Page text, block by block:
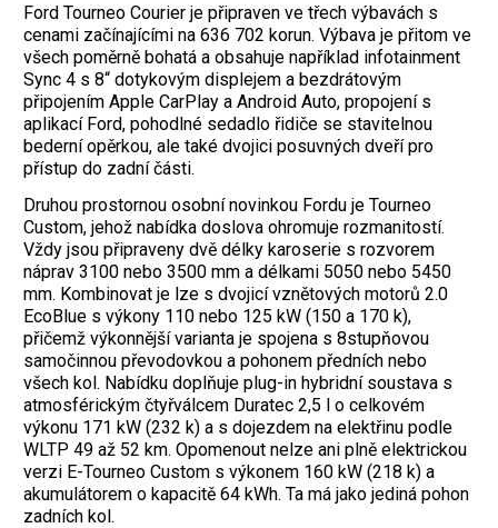
Ford Tourneo Courier je připraven ve třech výbavách s
cenami začínajícími na 636 702 korun. Výbava je přitom ve
všech poměrně bohatá a obsahuje například infotainment
Sync 4 s 8“ dotykovým displejem a bezdrátovým
připojením Apple CarPlay a Android Auto, propojení s
aplikací Ford, pohodlné sedadlo řidiče se stavitelnou
bederní opěrkou, ale také dvojici posuvných dveří pro
přístup do zadní části.
Druhou prostornou osobní novinkou Fordu je Tourneo
Custom, jehož nabídka doslova ohromuje rozmanitostí.
Vždy jsou připraveny dvě délky karoserie s rozvorem
náprav 3100 nebo 3500 mm a délkami 5050 nebo 5450
mm. Kombinovat je lze s dvojicí vznětových motorů 2.0
EcoBlue s výkony 110 nebo 125 kW (150 a 170 k),
přičemž výkonnější varianta je spojena s 8stupňovou
samočinnou převodovkou a pohonem předních nebo
všech kol. Nabídku doplňuje plug-in hybridní soustava s
atmosférickým čtyřválcem Duratec 2,5 l o celkovém
výkonu 171 kW (232 k) a s dojezdem na elektřinu podle
WLTP 49 až 52 km. Opomenout nelze ani plně elektrickou
verzi E-Tourneo Custom s výkonem 160 kW (218 k) a
akumulátorem o kapacitě 64 kWh. Ta má jako jediná pohon
zadních kol.